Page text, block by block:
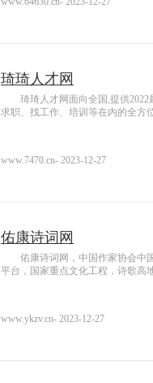
琦琦人才网
琦琦人才网面向全国,提供
求职、找工作、培训等在内的全方
www.7470.cn- 2023-12-27
佑康诗词网
佑康诗词网，中国作家协会中
平台，国家重点文化工程，诗歌高
www.ykzv.cn- 2023-12-27